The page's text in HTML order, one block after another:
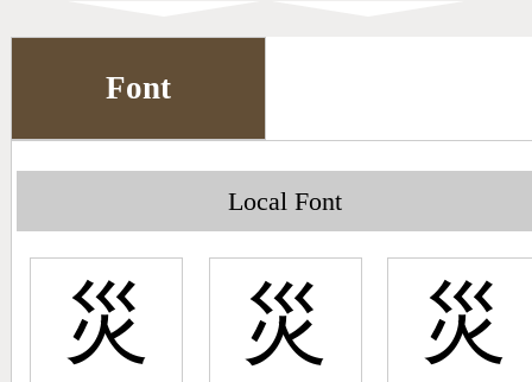
CNS Query
Pinyin Word Index
Font
Local Font
災 災 災